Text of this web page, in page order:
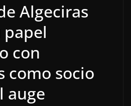
Algeciras
papel
con
como socio
auge